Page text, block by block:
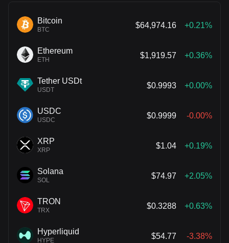
Bitcoin
BTC
$64,974.16 +0.21%
Ethereum
ETH
$1,919.57 +0.36%
Tether USDt
USDT
$0.9993 +0.00%
USDC
USDC
$0.9999 -0.00%
XRP
XRP
$1.04 +0.19%
Solana
SOL
$74.97 +2.05%
TRON
TRX
$0.3288 +0.63%
Hyperliquid
HYPE
$54.77 -3.38%